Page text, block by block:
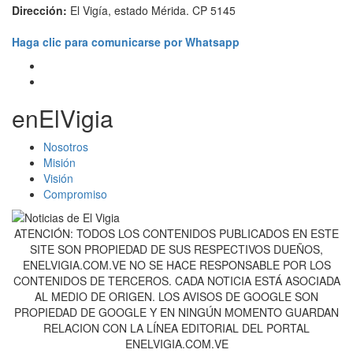
Dirección: El Vigía, estado Mérida. CP 5145
Haga clic para comunicarse por Whatsapp
enElVigia
Nosotros
Misión
Visión
Compromiso
ATENCIÓN: TODOS LOS CONTENIDOS PUBLICADOS EN ESTE
SITE SON PROPIEDAD DE SUS RESPECTIVOS DUEÑOS,
ENELVIGIA.COM.VE NO SE HACE RESPONSABLE POR LOS
CONTENIDOS DE TERCEROS. CADA NOTICIA ESTÁ ASOCIADA
AL MEDIO DE ORIGEN. LOS AVISOS DE GOOGLE SON
PROPIEDAD DE GOOGLE Y EN NINGÚN MOMENTO GUARDAN
RELACION CON LA LÍNEA EDITORIAL DEL PORTAL
ENELVIGIA.COM.VE